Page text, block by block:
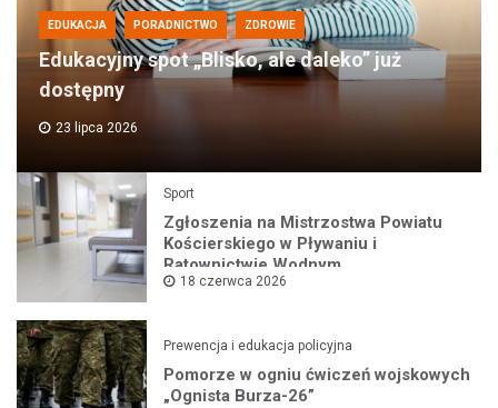
EDUKACJA PORADNICTWO ZDROWIE
Edukacyjny spot „Blisko, ale daleko” już
dostępny
23 lipca 2026
Sport
Zgłoszenia na Mistrzostwa Powiatu
Kościerskiego w Pływaniu i
Ratownictwie Wodnym
18 czerwca 2026
Prewencja i edukacja policyjna
Pomorze w ogniu ćwiczeń wojskowych
„Ognista Burza-26”